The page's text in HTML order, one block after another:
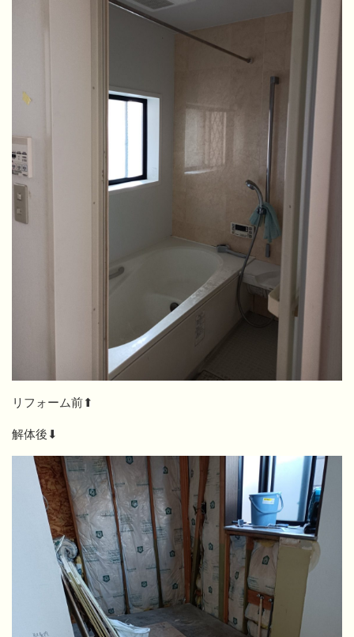
リフォーム前⬆
解体後⬇